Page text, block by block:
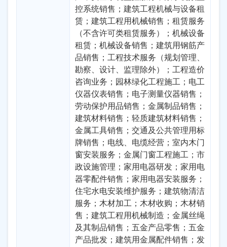
控系统销售；建筑工程机械与设备租
赁；建筑工程用机械销售；租赁服务
（不含许可类租赁服务）；机械设备
租赁；机械设备销售；建筑用钢筋产
品销售；工程技术服务（规划管理、
勘察、设计、监理除外）；工程造价
咨询业务；园林绿化工程施工；电工
仪器仪表销售；电子测量仪器销售；
劳动保护用品销售；金属制品销售；
建筑材料销售；轻质建筑材料销售；
金属工具销售；交通及公共管理用标
牌销售；电线、电缆经营；室内木门
窗安装服务；金属门窗工程施工；市
政设施管理；家用电器研发；家用电
器零配件销售；家用电器安装服务；
住宅水电安装维护服务；建筑物清洁
服务；木材加工；木材收购；木材销
售；建筑工程用机械制造；金属丝绳
及其制品销售；五金产品零售；五金
产品批发；建筑用金属配件销售；发